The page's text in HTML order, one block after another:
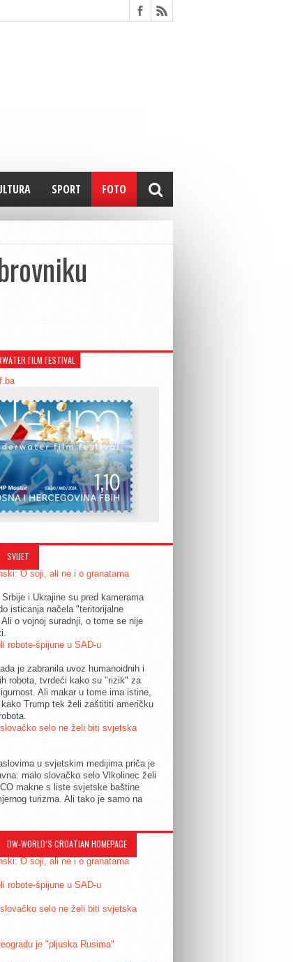
SPORT FOTO
FILM FESTIVAL
SVIJET
O soji, ali ne i o granatama
Srbije i Ukrajine su pred kamerama
isticanja načela "teritorijalne
o vojnoj suradnji, o tome se nije
robote-špijune u SAD-u
je zabranila uvoz humanoidnih i
robota, tvrdeći kako su "rizik" za
Ali makar u tome ima istine,
Trump tek želi zaštititi američku
selo ne želi biti svjetska
u svjetskim medijima priča je
malo slovačko selo Vlkolinec želi
makne s liste svjetske baštine
turizma. Ali tako je samo na
DW-WORLD´S CROATIAN HOMEPAGE
O soji, ali ne i o granatama
robote-špijune u SAD-u
selo ne želi biti svjetska
je "pljuska Rusima"